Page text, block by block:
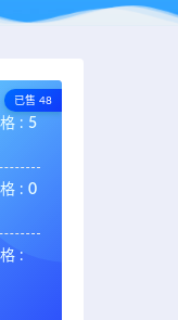
已售 48
: 5
: 0
: